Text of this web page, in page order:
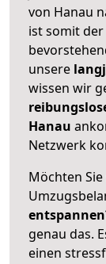
von Hanau
ist somit
unsere
wissen wir
Hanau
Netzwerk
Möchten
genau das.
einen